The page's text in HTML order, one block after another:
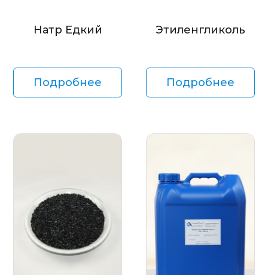
Натр Едкий
Подробнее
Этиленгликоль
Подробнее